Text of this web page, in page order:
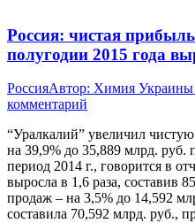
Россия: чистая
полугодии 2015 года
РоссияАвтор: Химия Украины
комментарий
“Уралкалий” увеличил
на 39,9% до 35,889 млрд. руб.
период 2014 г., говорится в
выросла в 1,6 раза, составив
продаж – на 3,5% до 14,592
составила 70,592 млрд. руб.,